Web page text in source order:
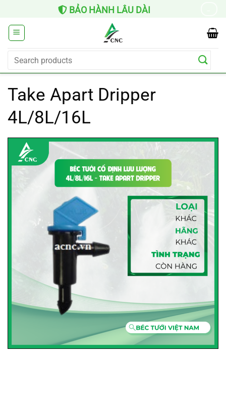
content
BẢO HÀNH LÂU DÀI
Search
Take Apart Dripper
4L/8L/16L